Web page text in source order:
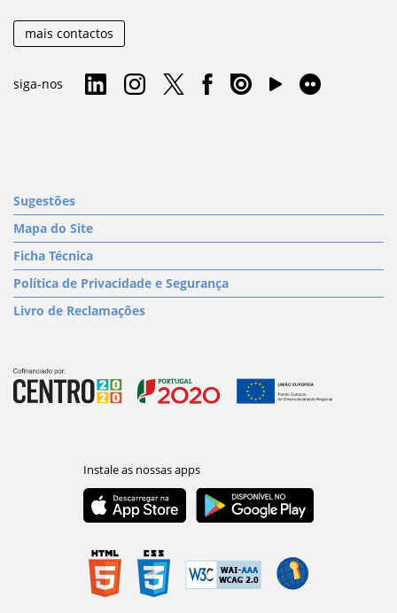
mais contactos
siga-nos
Sugestões
Mapa do Site
Ficha Técnica
Política de Privacidade e Segurança
Livro de Reclamações